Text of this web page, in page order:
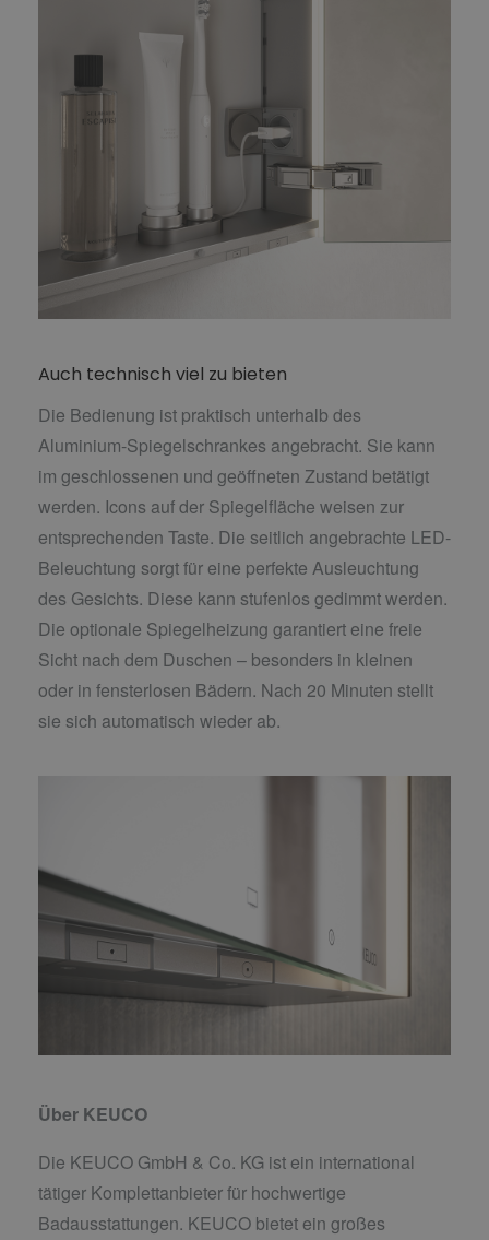
Auch technisch viel zu bieten
Die Bedienung ist praktisch unterhalb des
Aluminium-Spiegelschrankes angebracht. Sie kann
im geschlossenen und geöffneten Zustand betätigt
werden. Icons auf der Spiegelfläche weisen zur
entsprechenden Taste. Die seitlich angebrachte LED-
Beleuchtung sorgt für eine perfekte Ausleuchtung
des Gesichts. Diese kann stufenlos gedimmt werden.
Die optionale Spiegelheizung garantiert eine freie
Sicht nach dem Duschen – besonders in kleinen
oder in fensterlosen Bädern. Nach 20 Minuten stellt
sie sich automatisch wieder ab.
Über KEUCO
Die KEUCO GmbH & Co. KG ist ein international
tätiger Komplettanbieter für hochwertige
Badausstattungen. KEUCO bietet ein großes